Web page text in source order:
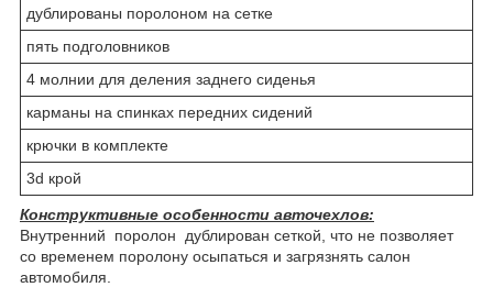
дублированы поролоном на сетке
пять подголовников
4 молнии для деления заднего сиденья
карманы на спинках передних сидений
крючки в комплекте
3d крой
Конструктивные особенности авточехлов:
Внутренний поролон дублирован сеткой, что не позволяет
со временем поролону осыпаться и загрязнять салон
автомобиля.